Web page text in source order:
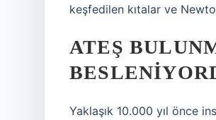
keşfedilen kıtalar ve
ATEŞ
Yaklaşık 10.000 yıl önce